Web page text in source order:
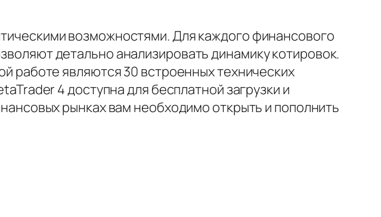
возможностями. Для каждого финансового
детально анализировать динамику котировок.
работе являются 30 встроенных технических
4 доступна для бесплатной загрузки и
рынках вам необходимо открыть и пополнить